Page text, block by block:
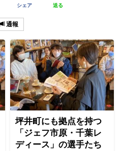
シェア 送る
通報
坪井町にも拠点を持つ
「ジェフ市原・千葉レ
ディース」の選手たち